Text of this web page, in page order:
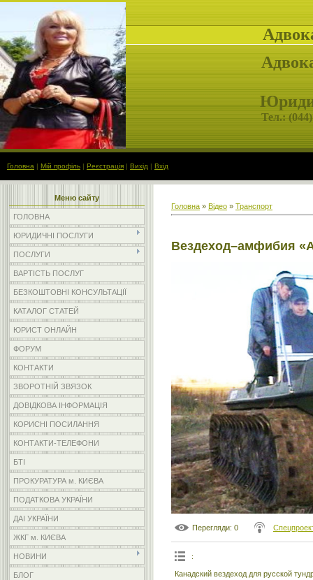
Тел.: (
Головна | Мій профіль | Реєстрація | Вихід | Вхід
Меню сайту
ГОЛОВНА
ЮРИДИЧНІ ПОСЛУГИ
ПОСЛУГИ
ВАРТІСТЬ ПОСЛУГ
БЕЗКОШТОВНІ КОНСУЛЬТАЦІЇ
КАТАЛОГ СТАТЕЙ
ЮРИСТ ОНЛАЙН
ФОРУМ
КОНТАКТИ
ЗВОРОТНІЙ ЗВЯЗОК
ДОВІДКОВА ІНФОРМАЦІЯ
КОРИСНІ ПОСИЛАННЯ
КОНТАКТИ-ТЕЛЕФОНИ
БТІ
ПРОКУРАТУРА м. КИЄВА
ПОДАТКОВА УКРАЇНИ
ДАІ УКРАЇНИ
ЖКГ м. КИЄВА
НОВИНИ
БЛОГ
Головна » Відео » Транспорт
Вездеход–амфибия
Перегляди: 0
:
Канадский вездеход для русской